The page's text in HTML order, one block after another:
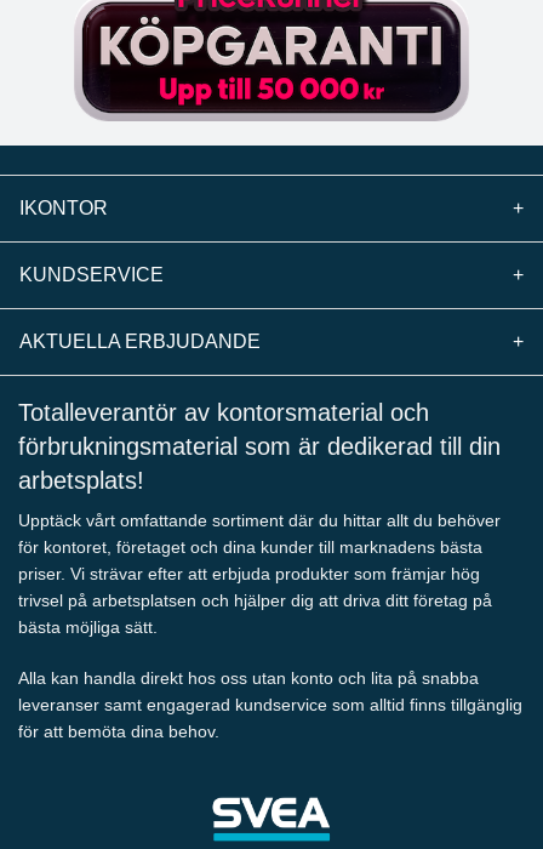
IKONTOR +
KUNDSERVICE +
AKTUELLA ERBJUDANDE +
Totalleverantör av kontorsmaterial och
förbrukningsmaterial som är dedikerad till din
arbetsplats!
Upptäck vårt omfattande sortiment där du hittar allt du behöver
för kontoret, företaget och dina kunder till marknadens bästa
priser. Vi strävar efter att erbjuda produkter som främjar hög
trivsel på arbetsplatsen och hjälper dig att driva ditt företag på
bästa möjliga sätt.
Alla kan handla direkt hos oss utan konto och lita på snabba
leveranser samt engagerad kundservice som alltid finns tillgänglig
för att bemöta dina behov.